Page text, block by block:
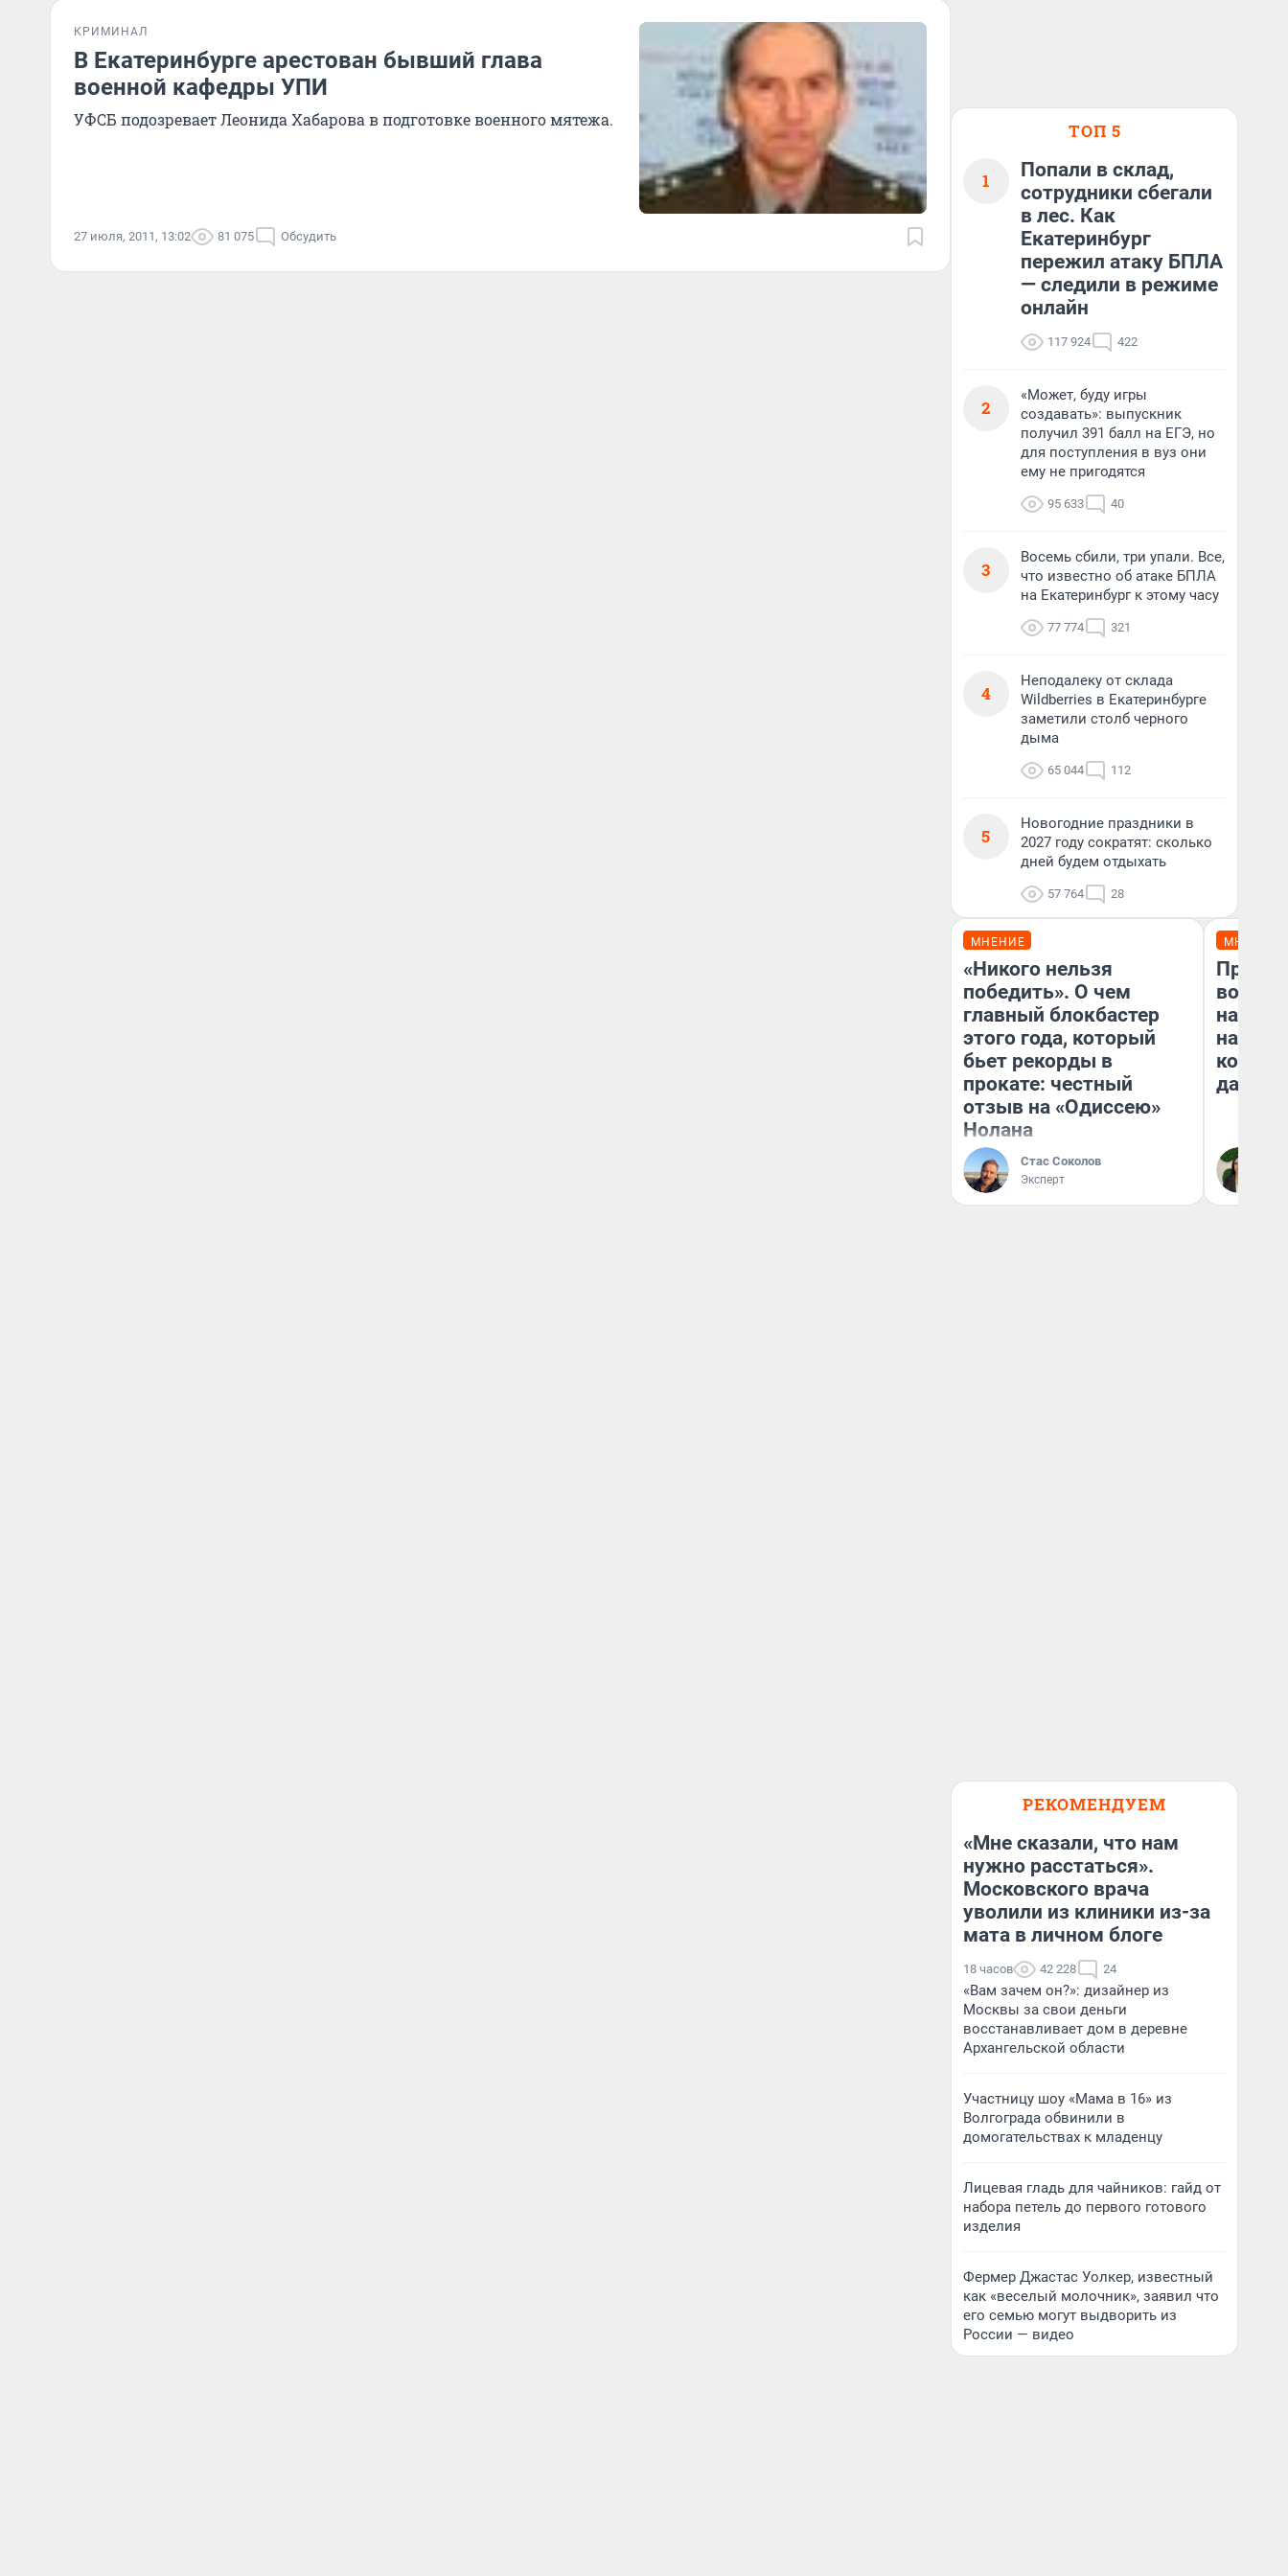
КРИМИНАЛ
В Екатеринбурге арестован бывший глава
военной кафедры УПИ
УФСБ подозревает Леонида Хабарова в подготовке военного мятежа.
27 июля, 2011, 13:02 81 075 Обсудить
ТОП 5
1
Попали в склад,
сотрудники сбегали
в лес. Как
Екатеринбург
пережил атаку БПЛА
— следили в режиме
онлайн
117 924 422
2
«Может, буду игры
создавать»: выпускник
получил 391 балл на ЕГЭ, но
для поступления в вуз они
ему не пригодятся
95 633 40
3
Восемь сбили, три упали. Все,
что известно об атаке БПЛА
на Екатеринбург к этому часу
77 774 321
4
Неподалеку от склада
Wildberries в Екатеринбурге
заметили столб черного
дыма
65 044 112
5
Новогодние праздники в
2027 году сократят: сколько
дней будем отдыхать
57 764 28
МНЕНИЕ
«Никого нельзя
победить». О чем
главный блокбастер
этого года, который
бьет рекорды в
прокате: честный
отзыв на «Одиссею»
Нолана
Стас Соколов
Эксперт
МНЕНИЕ
нам
даже
РЕКОМЕНДУЕМ
«Мне сказали, что нам
нужно расстаться».
Московского врача
уволили из клиники из-за
мата в личном блоге
18 часов 42 228 24
«Вам зачем он?»: дизайнер из
Москвы за свои деньги
восстанавливает дом в деревне
Архангельской области
Участницу шоу «Мама в 16» из
Волгограда обвинили в
домогательствах к младенцу
Лицевая гладь для чайников: гайд от
набора петель до первого готового
изделия
Фермер Джастас Уолкер, известный
как «веселый молочник», заявил что
его семью могут выдворить из
России — видео